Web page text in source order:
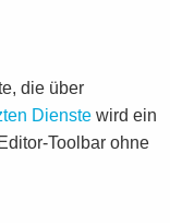
die über
Dienste wird ein
Toolbar ohne